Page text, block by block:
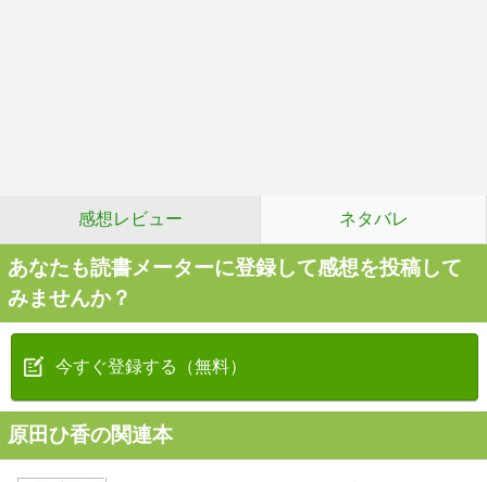
感想レビュー ネタバレ
あなたも読書メーターに登録して感想を投稿して
みませんか？
今すぐ登録する（無料）
原田ひ香の関連本